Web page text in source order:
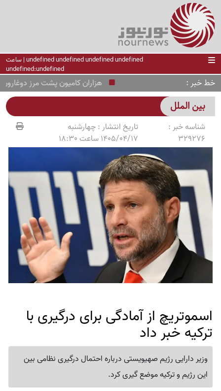
undefined undefined undefined undefined | ساعت
undefined:undefined
خط خبر هزاران کامیون پشت مرز دوغارون؛
بین الملل
شناسه خبر :
329276
تاریخ انتشار :چهارشنبه
1405/04/17 ساعت 18:30
اسموتریچ از آمادگی برای درگیری با
ترکیه خبر داد
وزیر دارایی رژیم صهیویستی درباره احتمال درگیری نظامی بین
این رژیم و ترکیه موضع گیری کرد.